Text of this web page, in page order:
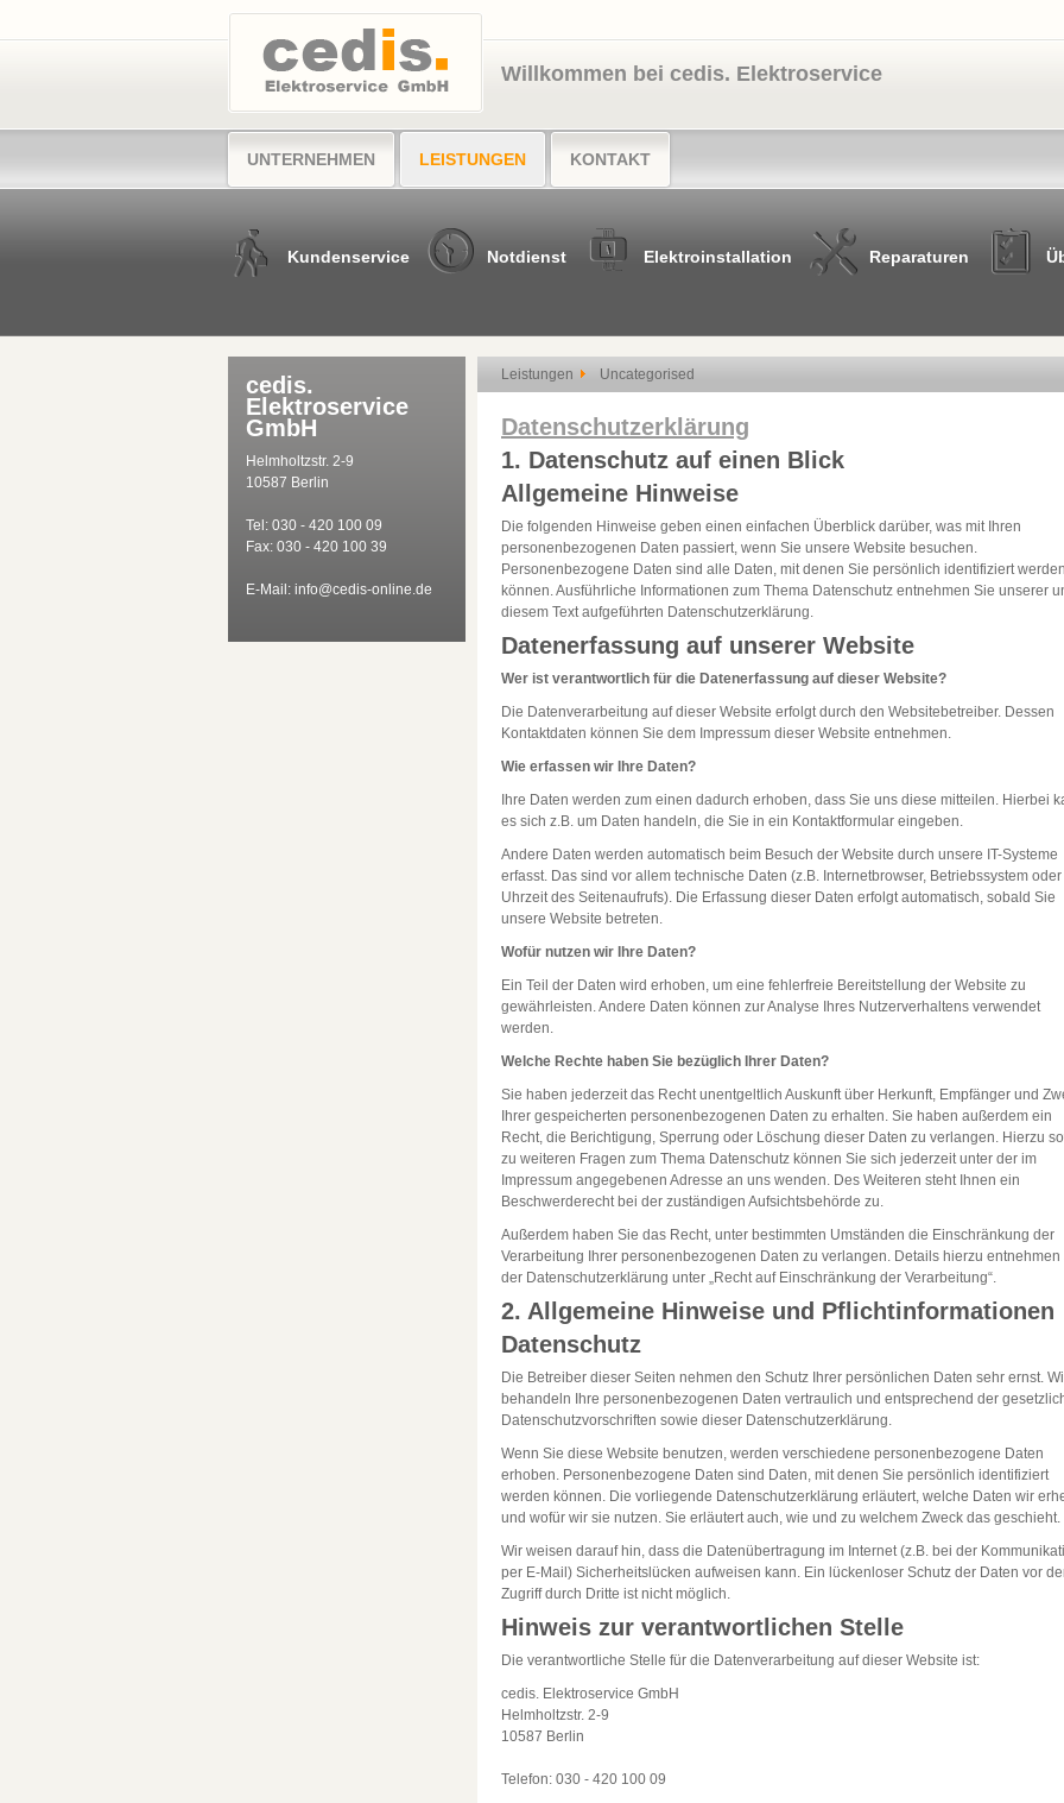
Willkommen bei cedis. Elektroservice
UNTERNEHMEN LEISTUNGEN KONTAKT
Kundenservice Notdienst Elektroinstallation Reparaturen
cedis.
Elektroservice
GmbH
Helmholtzstr. 2-9
10587 Berlin
Tel: 030 - 420 100 09
Fax: 030 - 420 100 39
E-Mail: info@cedis-online.de
Leistungen Uncategorised
Datenschutzerklärung
1. Datenschutz auf einen Blick
Allgemeine Hinweise
Die folgenden Hinweise geben einen einfachen Überblick darüber, was mit Ihren
personenbezogenen Daten passiert, wenn Sie unsere Website besuchen.
Personenbezogene Daten sind alle Daten, mit denen Sie persönlich identifiziert werden
können. Ausführliche Informationen zum Thema Datenschutz entnehmen Sie unserer
diesem Text aufgeführten Datenschutzerklärung.
Datenerfassung auf unserer Website
Wer ist verantwortlich für die Datenerfassung auf dieser Website?
Die Datenverarbeitung auf dieser Website erfolgt durch den Websitebetreiber. Dessen
Kontaktdaten können Sie dem Impressum dieser Website entnehmen.
Wie erfassen wir Ihre Daten?
Ihre Daten werden zum einen dadurch erhoben, dass Sie uns diese mitteilen. Hierbei
es sich z.B. um Daten handeln, die Sie in ein Kontaktformular eingeben.
Andere Daten werden automatisch beim Besuch der Website durch unsere IT-Systeme
erfasst. Das sind vor allem technische Daten (z.B. Internetbrowser, Betriebssystem oder
Uhrzeit des Seitenaufrufs). Die Erfassung dieser Daten erfolgt automatisch, sobald Sie
unsere Website betreten.
Wofür nutzen wir Ihre Daten?
Ein Teil der Daten wird erhoben, um eine fehlerfreie Bereitstellung der Website zu
gewährleisten. Andere Daten können zur Analyse Ihres Nutzerverhaltens verwendet
werden.
Welche Rechte haben Sie bezüglich Ihrer Daten?
Sie haben jederzeit das Recht unentgeltlich Auskunft über Herkunft, Empfänger und
Ihrer gespeicherten personenbezogenen Daten zu erhalten. Sie haben außerdem ein
Recht, die Berichtigung, Sperrung oder Löschung dieser Daten zu verlangen. Hierzu
zu weiteren Fragen zum Thema Datenschutz können Sie sich jederzeit unter der im
Impressum angegebenen Adresse an uns wenden. Des Weiteren steht Ihnen ein
Beschwerderecht bei der zuständigen Aufsichtsbehörde zu.
Außerdem haben Sie das Recht, unter bestimmten Umständen die Einschränkung der
Verarbeitung Ihrer personenbezogenen Daten zu verlangen. Details hierzu entnehmen
der Datenschutzerklärung unter „Recht auf Einschränkung der Verarbeitung“.
2. Allgemeine Hinweise und Pflichtinformationen
Datenschutz
Die Betreiber dieser Seiten nehmen den Schutz Ihrer persönlichen Daten sehr ernst.
behandeln Ihre personenbezogenen Daten vertraulich und entsprechend der
Datenschutzvorschriften sowie dieser Datenschutzerklärung.
Wenn Sie diese Website benutzen, werden verschiedene personenbezogene Daten
erhoben. Personenbezogene Daten sind Daten, mit denen Sie persönlich identifiziert
werden können. Die vorliegende Datenschutzerklärung erläutert, welche Daten wir
und wofür wir sie nutzen. Sie erläutert auch, wie und zu welchem Zweck das geschieht.
Wir weisen darauf hin, dass die Datenübertragung im Internet (z.B. bei der
per E-Mail) Sicherheitslücken aufweisen kann. Ein lückenloser Schutz der Daten vor
Zugriff durch Dritte ist nicht möglich.
Hinweis zur verantwortlichen Stelle
Die verantwortliche Stelle für die Datenverarbeitung auf dieser Website ist:
cedis. Elektroservice GmbH
Helmholtzstr. 2-9
10587 Berlin
Telefon: 030 - 420 100 09